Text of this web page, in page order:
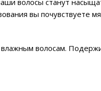
вы почувствуете
волосам.